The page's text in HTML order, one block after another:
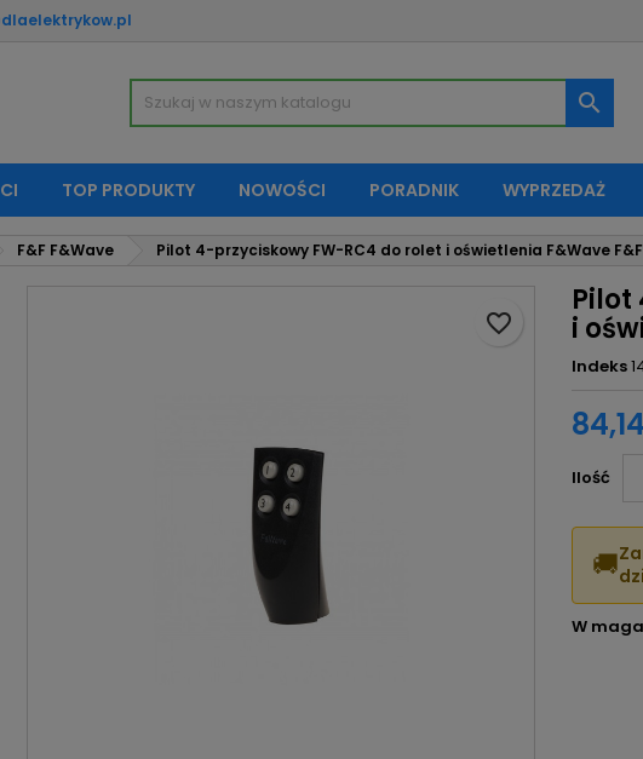

TOP PRODUKTY NOWOŚCI PORADNIK WYPRZEDAŻ
F&F F&Wave Pilot 4-przyciskowy FW-RC4 do rolet i oświetlenia F&Wave F&F
Pilot
i
Indeks
Ilość
favorite_border
🚚
W
Moje listy życzeń
Utwórz nową listę
Utwórz listę życzeń
Zaloguj się
Musisz być zalogowany by zapisać produkty na swojej liście życzeń.